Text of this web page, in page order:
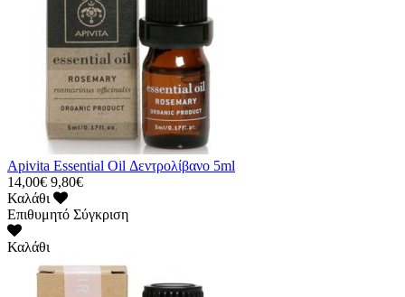
Apivita Essential Oil Δεντρολίβανο 5ml
14,00€ 9,80€
Καλάθι
Επιθυμητό Σύγκριση
Καλάθι